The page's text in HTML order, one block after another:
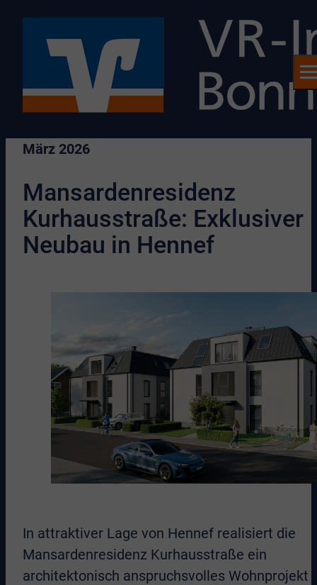
März 2026
Mansardenresidenz
Kurhausstraße: Exklusiver
Neubau in Hennef
In attraktiver Lage von Hennef realisiert die
Mansardenresidenz Kurhausstraße ein
architektonisch anspruchsvolles Wohnprojekt